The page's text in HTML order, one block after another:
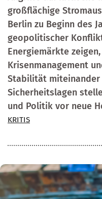
großflächige
Berlin zu Beginn des
geopolitischer
Energiemärkte
Krisenmanagement
Stabilität miteinander
Sicherheitslagen
und Politik vor neue
KRITIS